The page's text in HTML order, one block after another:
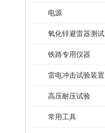
电源
氧化锌避雷器测试
铁路专用仪器
雷电冲击试验装置
高压耐压试验
常用工具